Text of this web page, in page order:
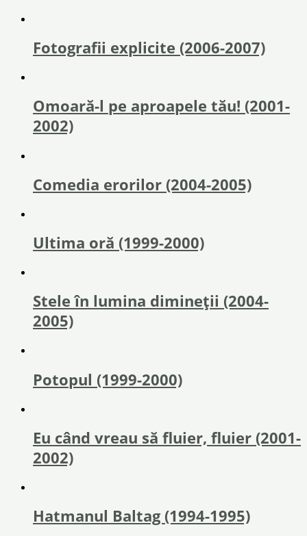
Fotografii explicite (2006-2007)
Omoară-l pe aproapele tău! (2001-
2002)
Comedia erorilor (2004-2005)
Ultima oră (1999-2000)
Stele în lumina dimineții (2004-
2005)
Potopul (1999-2000)
Eu când vreau să fluier, fluier (2001-
2002)
Hatmanul Baltag (1994-1995)